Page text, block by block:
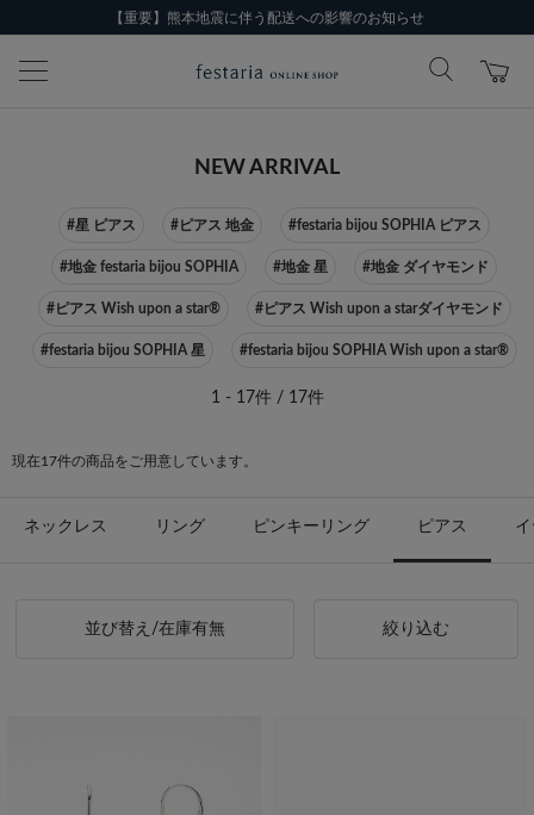
【重要】熊本地震に伴う配送への影響のお知らせ
NEW ARRIVAL
#星 ピアス #ピアス 地金 #festaria bijou SOPHIA ピアス
#地金 festaria bijou SOPHIA #地金 星 #地金 ダイヤモンド
#ピアス Wish upon a star® #ピアス Wish upon a starダイヤモンド
#festaria bijou SOPHIA 星 #festaria bijou SOPHIA Wish upon a star®
1 - 17件 / 17件
現在17件の商品をご用意しています。
ネックレス リング ピンキーリング ピアス
並び替え/在庫有無 絞り込む